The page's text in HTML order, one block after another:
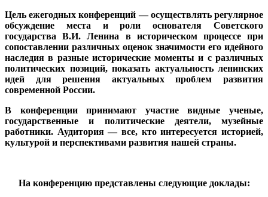
Цель ежегодных конференций — осуществлять регулярное
обсуждение места и роли основателя Советского
государства В.И. Ленина в историческом процессе при
сопоставлении различных оценок значимости его идейного
наследия в разные исторические моменты и с различных
политических позиций, показать актуальность ленинских
идей для решения актуальных проблем развития
современной России.
В конференции принимают участие видные ученые,
государственные и политические деятели, музейные
работники. Аудитория — все, кто интересуется историей,
культурой и перспективами развития нашей страны.
На конференцию представлены следующие доклады: